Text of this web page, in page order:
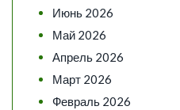
Июнь 2026
Май 2026
Апрель 2026
Март 2026
Февраль 2026